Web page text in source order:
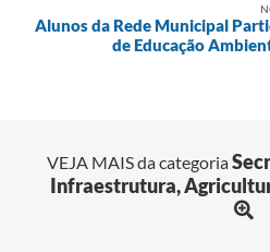
Alunos da Rede Municipal
de Educação
VEJA MAIS da categoria
Infraestrutura,